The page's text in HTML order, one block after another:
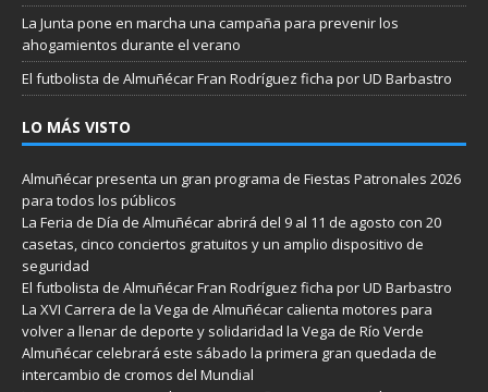
La Junta pone en marcha una campaña para prevenir los
ahogamientos durante el verano
El futbolista de Almuñécar Fran Rodríguez ficha por UD Barbastro
LO MÁS VISTO
Almuñécar presenta un gran programa de Fiestas Patronales 2026
para todos los públicos
La Feria de Día de Almuñécar abrirá del 9 al 11 de agosto con 20
casetas, cinco conciertos gratuitos y un amplio dispositivo de
seguridad
El futbolista de Almuñécar Fran Rodríguez ficha por UD Barbastro
La XVI Carrera de la Vega de Almuñécar calienta motores para
volver a llenar de deporte y solidaridad la Vega de Río Verde
Almuñécar celebrará este sábado la primera gran quedada de
intercambio de cromos del Mundial